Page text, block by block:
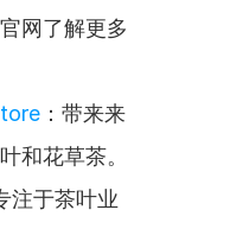
网了解更多
：带来来
和花草茶。
注于茶叶业